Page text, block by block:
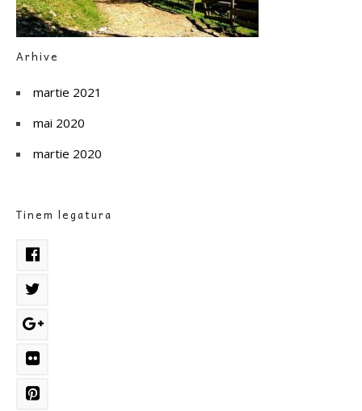
Arhive
martie 2021
mai 2020
martie 2020
Tinem legatura